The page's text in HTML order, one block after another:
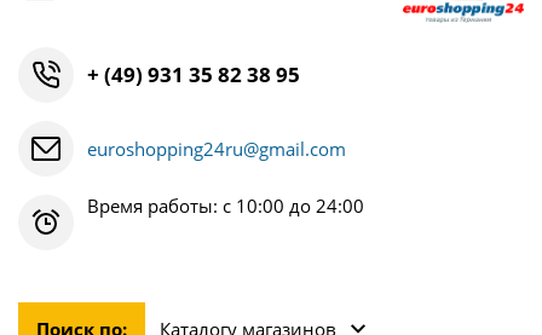
+ (49) 931 35 82 38 95
euroshopping24ru@gmail.com
Время работы: с 10:00 до 24:00
Поиск по: Каталогу магазинов